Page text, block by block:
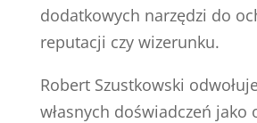
dodatkowych narzędzi do
reputacji czy wizerunku.
Robert Szustkowski
własnych doświadczeń jako